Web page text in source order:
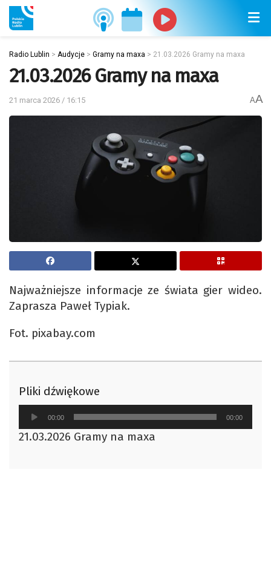
Radio Lublin > Audycje > Gramy na maxa > 21.03.2026 Gramy na maxa
21.03.2026 Gramy na maxa
21 marca 2026 / 16:15 AA
Najważniejsze informacje ze świata gier wideo.
Zaprasza Paweł Typiak.
Fot. pixabay.com
Pliki dźwiękowe
Odtwarzacz
plików
dźwiękowych
00:00 00:00
21.03.2026 Gramy na maxa